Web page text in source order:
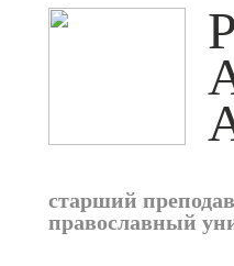
старший
православный